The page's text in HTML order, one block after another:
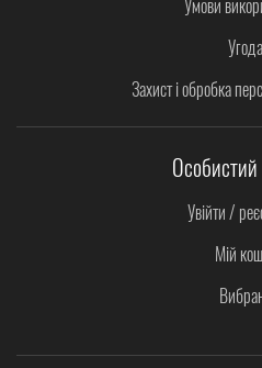
Угода
Захист і обробка
Особистий
Увійти /
Мій